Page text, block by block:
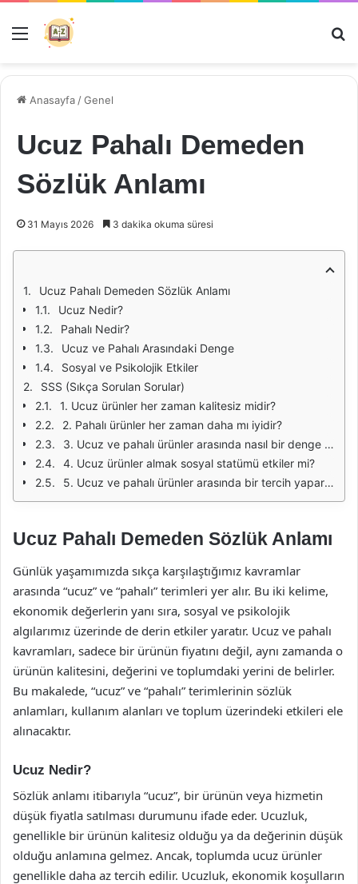
Menü
Anasayfa /Genel
Ucuz Pahalı Demeden
Sözlük Anlamı
31 Mayıs 2026 3 dakika okuma süresi
Ucuz Pahalı Demeden Sözlük Anlamı
Ucuz Nedir?
Pahalı Nedir?
Ucuz ve Pahalı Arasındaki Denge
Sosyal ve Psikolojik Etkiler
SSS (Sıkça Sorulan Sorular)
1. Ucuz ürünler her zaman kalitesiz midir?
2. Pahalı ürünler her zaman daha mı iyidir?
3. Ucuz ve pahalı ürünler arasında nasıl bir denge kurabilirim?
4. Ucuz ürünler almak sosyal statümü etkiler mi?
5. Ucuz ve pahalı ürünler arasında bir tercih yaparken nelere dikkat etmeliyim?
Ucuz Pahalı Demeden Sözlük Anlamı
Günlük yaşamımızda sıkça karşılaştığımız kavramlar
arasında “ucuz” ve “pahalı” terimleri yer alır. Bu iki kelime,
ekonomik değerlerin yanı sıra, sosyal ve psikolojik
algılarımız üzerinde de derin etkiler yaratır. Ucuz ve pahalı
kavramları, sadece bir ürünün fiyatını değil, aynı zamanda o
ürünün kalitesini, değerini ve toplumdaki yerini de belirler.
Bu makalede, “ucuz” ve “pahalı” terimlerinin sözlük
anlamları, kullanım alanları ve toplum üzerindeki etkileri ele
alınacaktır.
Ucuz Nedir?
Sözlük anlamı itibarıyla “ucuz”, bir ürünün veya hizmetin
düşük fiyatla satılması durumunu ifade eder. Ucuzluk,
genellikle bir ürünün kalitesiz olduğu ya da değerinin düşük
olduğu anlamına gelmez. Ancak, toplumda ucuz ürünler
genellikle daha az tercih edilir. Ucuzluk, ekonomik koşulların